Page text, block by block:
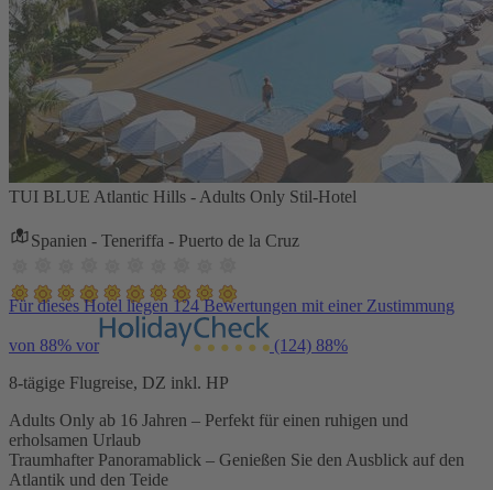
TUI BLUE Atlantic Hills - Adults Only Stil-Hotel
Spanien - Teneriffa - Puerto de la Cruz
Für dieses Hotel liegen 124 Bewertungen mit einer Zustimmung
von 88% vor (124) 88%
8-tägige Flugreise, DZ inkl. HP
Adults Only ab 16 Jahren – Perfekt für einen ruhigen und
erholsamen Urlaub
Traumhafter Panoramablick – Genießen Sie den Ausblick auf den
Atlantik und den Teide